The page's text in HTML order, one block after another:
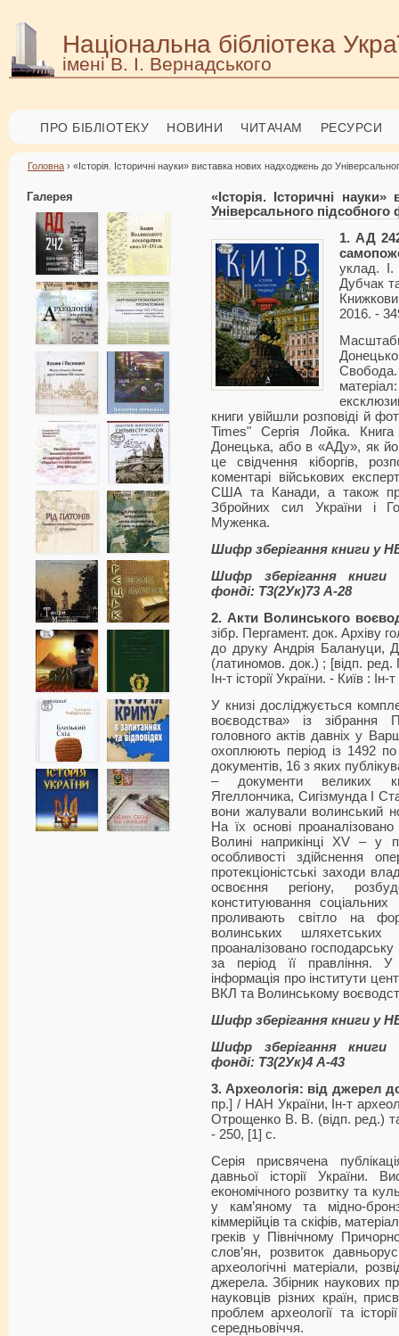
Національна бібліотека
імені В. І. Вернадського
ПРО БІБЛІОТЕКУ НОВИНИ ЧИТАЧАМ РЕСУРСИ
Головна › «Історія. Історичні науки» виставка нових надходжень до
Галерея
«Історія. Історичні
Універсального підсобного
1. АД
уклад.
Дубчак
2016. -
книги увійшли розповіді й
Times" Сергія Лойка.
Донецька, або в «АДу», як
це свідчення кіборгів,
коментарі військових
США та Канади, а також
Збройних сил України і
Муженка.
Шифр зберігання книги у
Шифр зберігання книги
фонді: Т3(2Ук)73 А-28
2. Акти Волинського
зібр. Пергамент. док. Архіву
до друку Андрія Балануци,
(латиномов. док.) ; [відп.
Ін-т історії України. - Київ :
У книзі досліджується
воєводства» із зібрання
головного актів давніх у
охоплюють період із 1492
документів, 16 з яких
– документи великих
Ягеллончика, Сигізмунда І
вони жалували волинський
На їх основі
Волині наприкінці XV – у
особливості здійснення
протекціоністські заходи
освоєння регіону,
конституювання
проливають світло на
волинських
проаналізовано
за період її правління. У
інформація про інститути
ВКЛ та Волинському
Шифр зберігання книги у
Шифр зберігання книги
фонді: Т3(2Ук)4 А-43
3. Археологія: від джерел
пр.] / НАН України, Ін-т
Отрощенко В. В. (відп. ред.)
- 250, [1] с.
Серія присвячена
давньої історії України.
економічного розвитку та
у кам’яному та мідно-
кіммерійців та скіфів,
греків у Північному
слов’ян, розвиток
археологічні матеріали,
джерела. Збірник наукових
науковців різних країн,
проблем археології та
середньовіччя.